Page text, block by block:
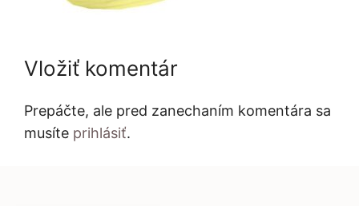
Vložiť komentár
Prepáčte, ale pred zanechaním komentára sa
musíte prihlásiť.